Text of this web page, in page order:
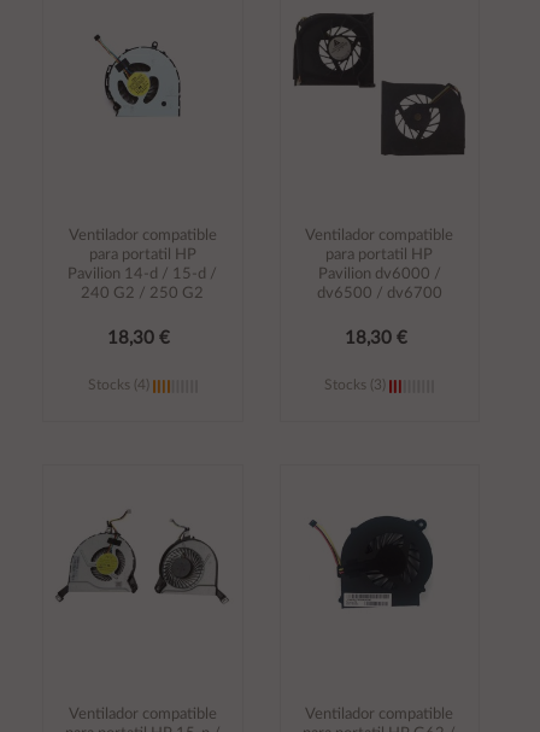
carrito
Ventilador compatible
para portatil HP
Pavilion 14-d / 15-d /
240 G2 / 250 G2
18,30 €
Stocks (4)
Ventilador compatible
para portatil HP
Pavilion dv6000 /
dv6500 / dv6700
18,30 €
Stocks (3)
Ventilador compatible
Ventilador compatible